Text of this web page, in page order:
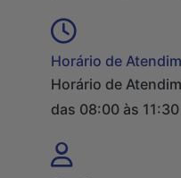
Horário de
Horário de
das 08:00 às